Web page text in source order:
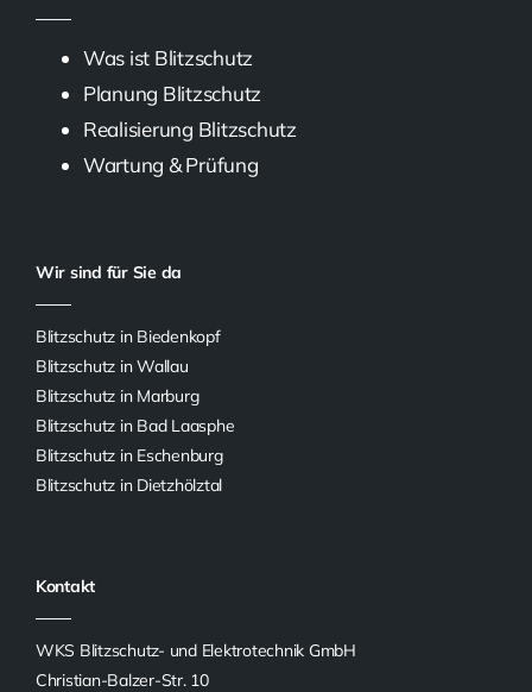
Was ist Blitzschutz
Planung Blitzschutz
Realisierung Blitzschutz
Wartung & Prüfung
Wir sind für Sie da
Blitzschutz in Biedenkopf
Blitzschutz in Wallau
Blitzschutz in Marburg
Blitzschutz in Bad Laasphe
Blitzschutz in Eschenburg
Blitzschutz in Dietzhölztal
Kontakt
WKS Blitzschutz- und Elektrotechnik GmbH
Christian-Balzer-Str. 10